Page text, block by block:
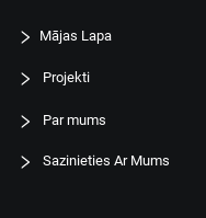
Mājas Lapa
Projekti
Par mums
Sazinieties Ar Mums